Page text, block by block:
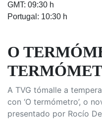
GMT: 09:30 h
Portugal: 10:30 h
O
A TVG tómalle a
con ‘O termómetro’, o
presentado por Rocío